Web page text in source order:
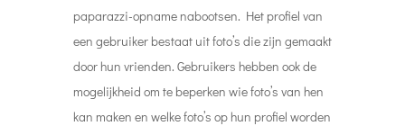
paparazzi-opname nabootsen. Het profiel van
een gebruiker bestaat uit foto’s die zijn gemaakt
door hun vrienden. Gebruikers hebben ook de
mogelijkheid om te beperken wie foto’s van hen
kan maken en welke foto’s op hun profiel worden